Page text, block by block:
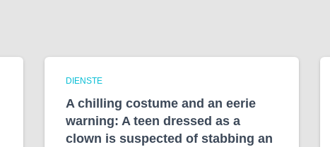
DIENSTE
A chilling costume and an eerie
warning: A teen dressed as a
clown is suspected of stabbing an